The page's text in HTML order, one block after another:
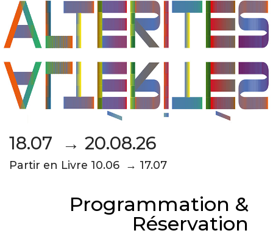
18.07 → 20.08.26
Partir en Livre 10.06 → 17.07
Programmation &
Réservation